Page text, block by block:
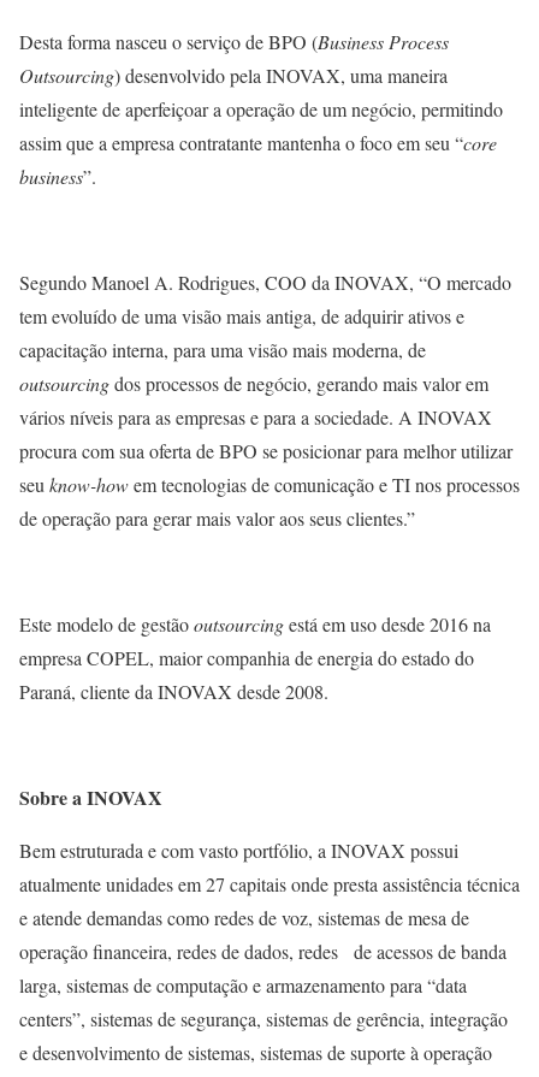
Desta forma nasceu o serviço de BPO (Business Process
Outsourcing) desenvolvido pela INOVAX, uma maneira
inteligente de aperfeiçoar a operação de um negócio, permitindo
assim que a empresa contratante mantenha o foco em seu “core
business”.
Segundo Manoel A. Rodrigues, COO da INOVAX, “O mercado
tem evoluído de uma visão mais antiga, de adquirir ativos e
capacitação interna, para uma visão mais moderna, de
outsourcingdos processos de negócio, gerando mais valor em
vários níveis para as empresas e para a sociedade. A INOVAX
procura com sua oferta de BPO se posicionar para melhor utilizar
seuknow-howem tecnologias de comunicação e TI nos processos
de operação para gerar mais valor aos seus clientes.”
Este modelo de gestãooutsourcingestá em uso desde 2016 na
empresa COPEL, maior companhia de energia do estado do
Paraná, cliente da INOVAX desde 2008.
Sobre a INOVAX
Bem estruturada e com vasto portfólio, a INOVAX possui
atualmente unidades em 27 capitais onde presta assistência técnica
e atende demandas como redes de voz, sistemas de mesa de
operação financeira, redes de dados, redes de acessos de banda
larga, sistemas de computação e armazenamento para “data
centers”, sistemas de segurança, sistemas de gerência, integração
e desenvolvimento de sistemas, sistemas de suporte à operação